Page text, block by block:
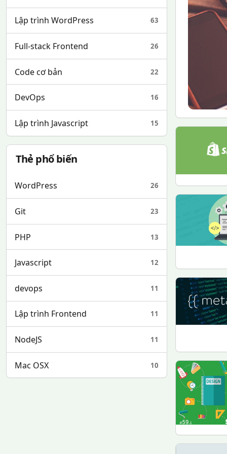
Lập trình WordPress 63
Full-stack Frontend 26
Code cơ bản 22
DevOps 16
Lập trình Javascript 15
Thẻ phổ biến
WordPress 26
Git 23
PHP 13
Javascript 12
devops 11
Lập trình Frontend 11
NodeJS 11
Mac OSX 10